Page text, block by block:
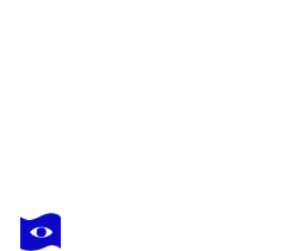
ALEXANDER CALDER
DLM190 - Composition IV